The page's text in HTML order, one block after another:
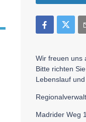
Wir freuen uns
Bitte richten
Lebenslauf
Madrider Weg